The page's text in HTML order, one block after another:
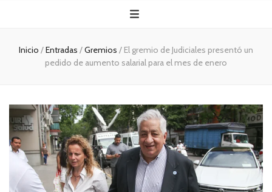
(rosca)
política
Inicio /Entradas /Gremios / El gremio de Judiciales presentó un
pedido de aumento salarial para el mes de enero